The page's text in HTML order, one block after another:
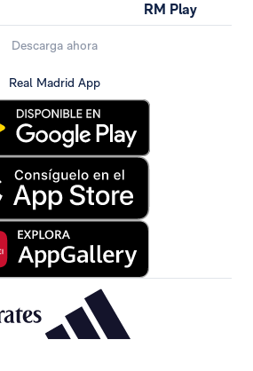
RM Play
Descarga ahora
Real Madrid App